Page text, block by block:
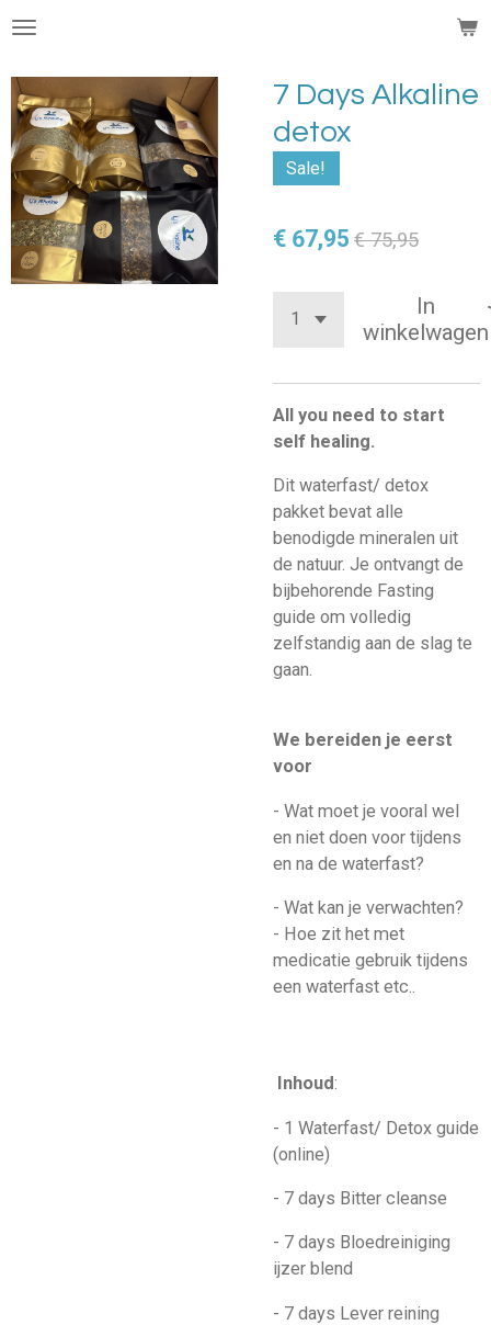
Ga
naar
de
hoofdinhoud
7 Days Alkaline
detox
Sale!
€ 67,95 € 75,95
In
winkelwagen
All you need to start
self healing.
Dit waterfast/ detox
pakket bevat alle
benodigde mineralen uit
de natuur. Je ontvangt de
bijbehorende Fasting
guide om volledig
zelfstandig aan de slag te
gaan.
We bereiden je eerst
voor
- Wat moet je vooral wel
en niet doen voor tijdens
en na de waterfast?
- Wat kan je verwachten?
- Hoe zit het met
medicatie gebruik tijdens
een waterfast etc..
Inhoud:
- 1 Waterfast/ Detox guide
(online)
- 7 days Bitter cleanse
- 7 days Bloedreiniging
ijzer blend
- 7 days Lever reining